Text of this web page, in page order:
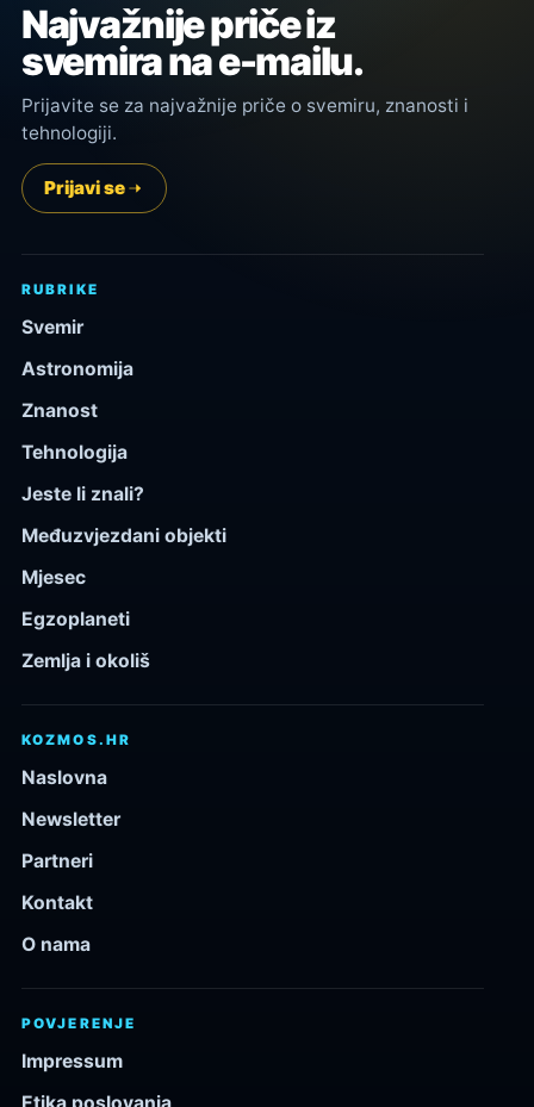
Najvažnije priče iz
svemira na e-mailu.
Prijavite se za najvažnije priče o svemiru, znanosti i
tehnologiji.
Prijavi se
RUBRIKE
Svemir
Astronomija
Znanost
Tehnologija
Jeste li znali?
Međuzvjezdani objekti
Mjesec
Egzoplaneti
Zemlja i okoliš
KOZMOS.HR
Naslovna
Newsletter
Partneri
Kontakt
O nama
POVJERENJE
Impressum